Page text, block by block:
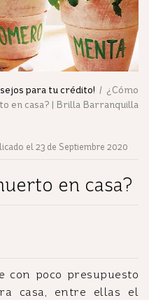
para tu crédito! / ¿Cómo
en casa? | Brilla Barranquilla
el 23 de Septiembre 2020
en casa?
con poco presupuesto
casa, entre ellas el